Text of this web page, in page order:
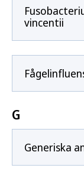
vincentii
G
Generiska